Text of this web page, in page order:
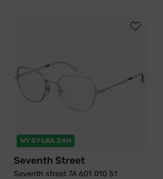
WYSYŁKA 24H
Seventh Street
Seventh street 7A 601 010 51